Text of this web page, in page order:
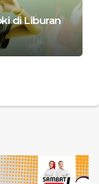
di Liburan